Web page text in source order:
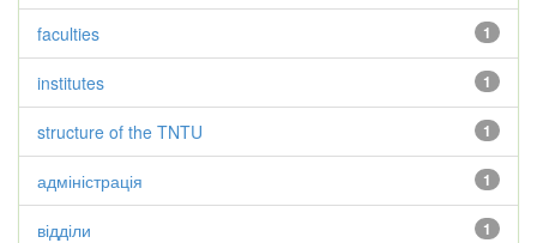
1
faculties
1
institutes
1
structure of the TNTU
1
адміністрація
1
відділи